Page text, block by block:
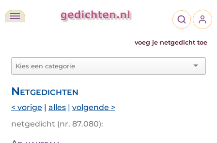
voeg je netgedicht toe
Netgedichten
< vorige | alles | volgende >
netgedicht (nr. 87.080):